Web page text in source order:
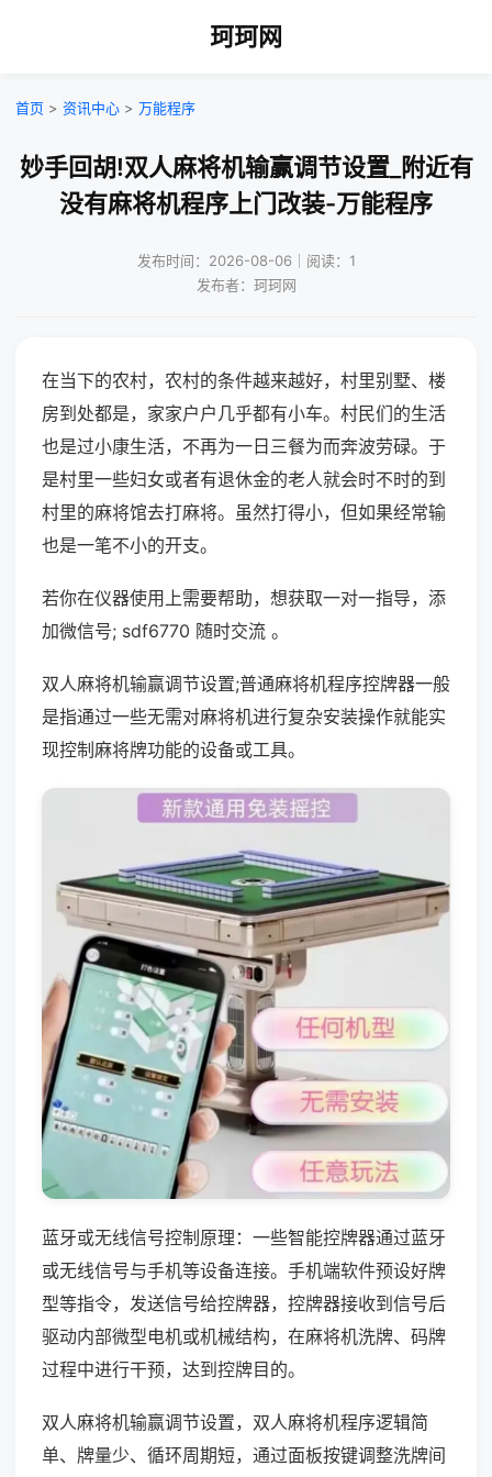
珂珂网
首页 > 资讯中心 > 万能程序
妙手回胡!双人麻将机输赢调节设置_附近有
没有麻将机程序上门改装-万能程序
发布时间：2026-08-06｜阅读：1
发布者：珂珂网
在当下的农村，农村的条件越来越好，村里别墅、楼
房到处都是，家家户户几乎都有小车。村民们的生活
也是过小康生活，不再为一日三餐为而奔波劳碌。于
是村里一些妇女或者有退休金的老人就会时不时的到
村里的麻将馆去打麻将。虽然打得小，但如果经常输
也是一笔不小的开支。
若你在仪器使用上需要帮助，想获取一对一指导，添
加微信号; sdf6770 随时交流 。
双人麻将机输赢调节设置;普通麻将机程序控牌器一般
是指通过一些无需对麻将机进行复杂安装操作就能实
现控制麻将牌功能的设备或工具。
蓝牙或无线信号控制原理：一些智能控牌器通过蓝牙
或无线信号与手机等设备连接。手机端软件预设好牌
型等指令，发送信号给控牌器，控牌器接收到信号后
驱动内部微型电机或机械结构，在麻将机洗牌、码牌
过程中进行干预，达到控牌目的。
双人麻将机输赢调节设置，双人麻将机程序逻辑简
单、牌量少、循环周期短，通过面板按键调整洗牌间